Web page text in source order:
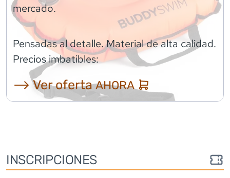
mercado.
Pensadas al detalle. Material de alta calidad.
Precios imbatibles:
⟶ Ver ofertaAHORA
INSCRIPCIONES